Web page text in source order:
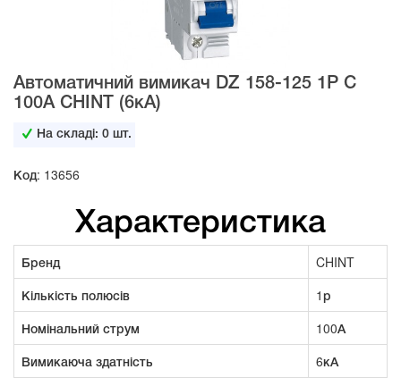
Автоматичний вимикач DZ 158-125 1Р С
100А CHINT (6кА)
На складі:0 шт.
Код: 13656
Характеристика
Бренд
CHINT
Кількість полюсів
1р
Номінальний струм
100А
Вимикаюча здатність
6кА